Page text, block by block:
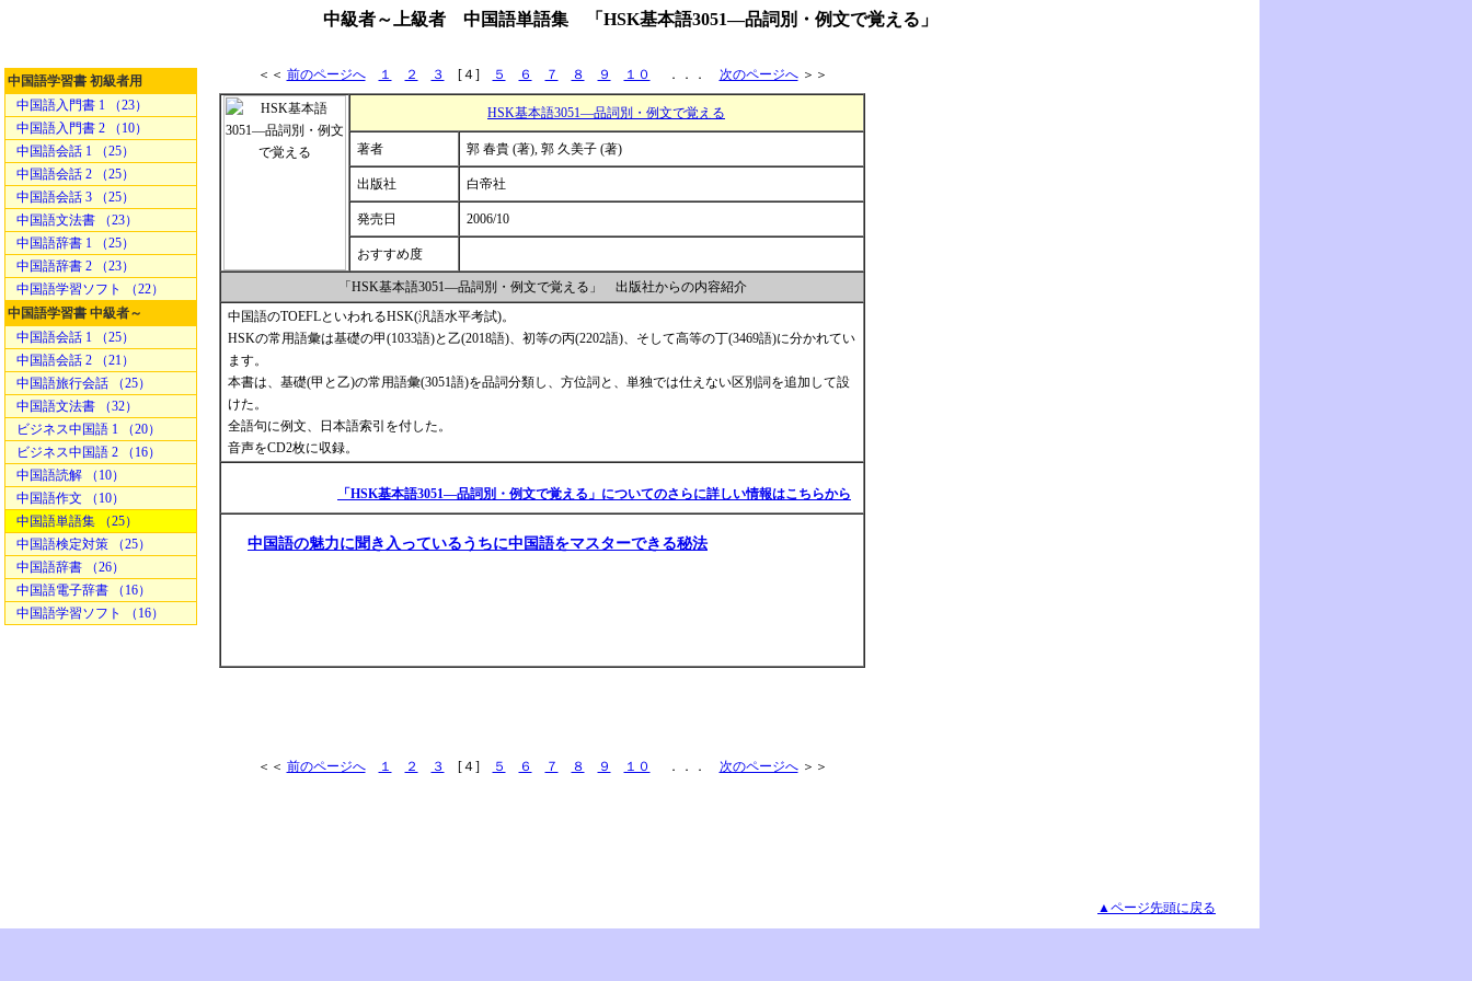
中級者～上級者 中国語単語集 「HSK基本語3051―品詞別・例文で覚える」
中国語学習書 初級者用
中国語入門書 1 （23）
中国語入門書 2 （10）
中国語会話 1 （25）
中国語会話 2 （25）
中国語会話 3 （25）
中国語文法書 （23）
中国語辞書 1 （25）
中国語辞書 2 （23）
中国語学習ソフト （22）
中国語学習書 中級者～
中国語会話 1 （25）
中国語会話 2 （21）
中国語旅行会話 （25）
中国語文法書 （32）
ビジネス中国語 1 （20）
ビジネス中国語 2 （16）
中国語読解 （10）
中国語作文 （10）
中国語単語集 （25）
中国語検定対策 （25）
中国語辞書 （26）
中国語電子辞書 （16）
中国語学習ソフト （16）
＜＜ 前のページへ １ ２ ３ [４] ５ ６ ７ ８ ９ １０ ．．． 次のページへ＞＞
HSK基本語3051―品詞別・例文で覚える
著者 郭 春貴 (著), 郭 久美子 (著)
出版社 白帝社
発売日 2006/10
おすすめ度
「HSK基本語3051―品詞別・例文で覚える」 出版社からの内容紹介
中国語のTOEFLといわれるHSK(汎語水平考試)。
HSKの常用語彙は基礎の甲(1033語)と乙(2018語)、初等の丙(2202語)、そして高等の丁(3469語)に分かれてい
ます。
本書は、基礎(甲と乙)の常用語彙(3051語)を品詞分類し、方位詞と、単独では仕えない区別詞を追加して設
けた。
全語句に例文、日本語索引を付した。
音声をCD2枚に収録。
「HSK基本語3051―品詞別・例文で覚える」についてのさらに詳しい情報はこちらから
中国語の魅力に聞き入っているうちに中国語をマスターできる秘法
＜＜ 前のページへ １ ２ ３ [４] ５ ６ ７ ８ ９ １０ ．．． 次のページへ＞＞
▲ページ先頭に戻る